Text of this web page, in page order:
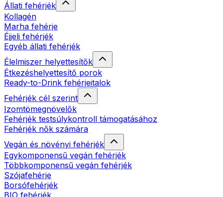
Állati fehérjék
Kollagén
Marha fehérje
Éjjeli fehérjék
Egyéb állati fehérjék
Élelmiszer helyettesítők
Étkezéshelyettesítő porok
Ready-to-Drink fehérjeitalok
Fehérjék cél szerint
Izomtömegnövelők
Fehérjék testsúlykontroll támogatásához
Fehérjék nők számára
Vegán és növényi fehérjék
Egykomponensű vegán fehérjék
Többkomponensű vegán fehérjék
Szójafehérje
Borsófehérjék